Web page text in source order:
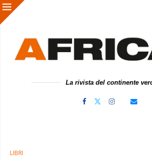
La rivista del continente
LIBRI